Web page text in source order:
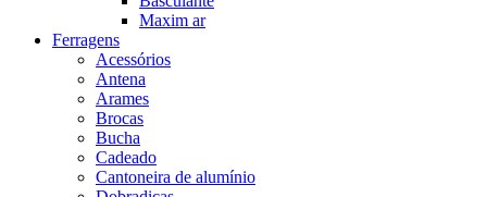
Maxim ar
Ferragens
Acessórios
Antena
Arames
Brocas
Bucha
Cadeado
Cantoneira de alumínio